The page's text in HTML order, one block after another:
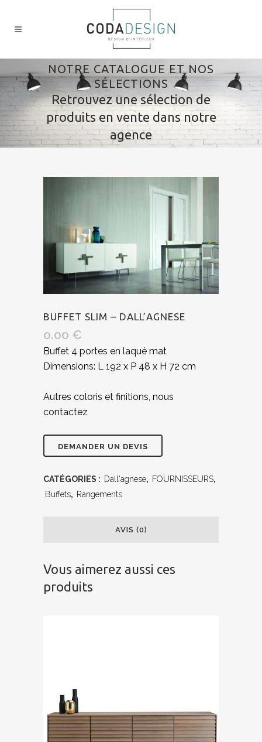
NOTRE CATALOGUE ET NOS
SÉLECTIONS
Retrouvez une sélection de
produits en vente dans notre
agence
BUFFET SLIM – DALL’AGNESE
0.00 €
Buffet 4 portes en laqué mat
Dimensions: L 192 x P 48 x H 72 cm
Autres coloris et finitions, nous
contactez
CATÉGORIES : Dall'agnese, FOURNISSEURS,
Buffets, Rangements
AVIS (0)
Vous aimerez aussi ces
produits